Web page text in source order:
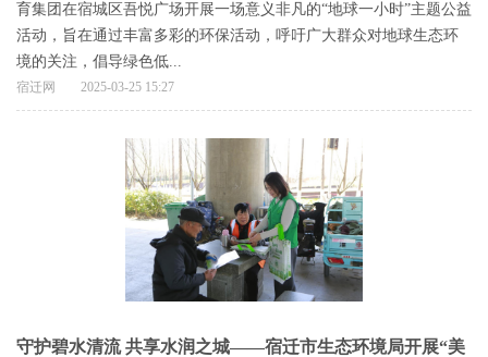
育集团在宿城区吾悦广场开展一场意义非凡的“地球一小时”主题公益
活动，旨在通过丰富多彩的环保活动，呼吁广大群众对地球生态环
境的关注，倡导绿色低...
宿迁网 2025-03-25 15:27
守护碧水清流 共享水润之城——宿迁市生态环境局开展“美